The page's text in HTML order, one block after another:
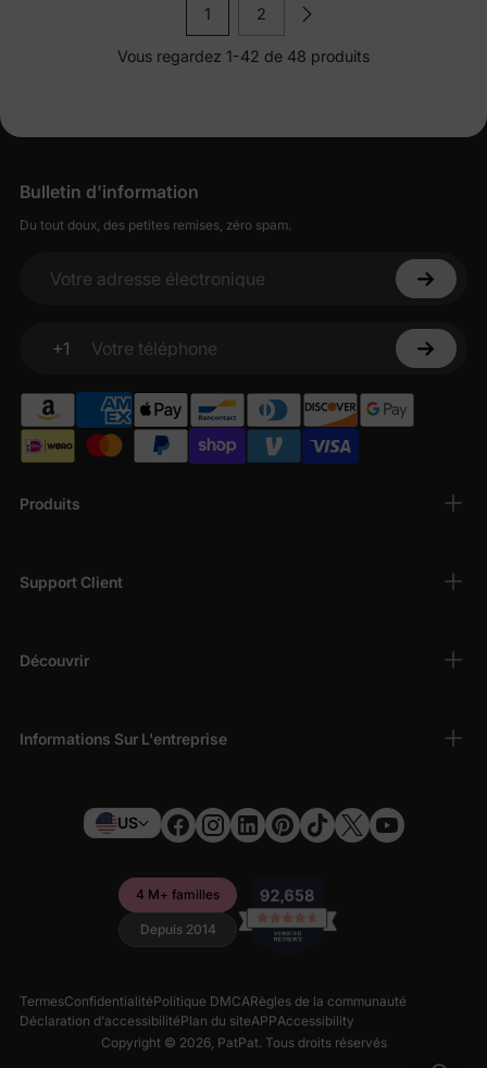
1 2
Vous regardez 1-42 de 48 produits
Produits
Support Client
Découvrir
Informations Sur L'entreprise
Bulletin d'information
Du tout doux, des petites remises, zéro spam.
Votre adresse électronique
+1
Votre téléphone
US
4 M+ familles
Depuis 2014
TermesConfidentialitéPolitique DMCARègles de la communauté
Déclaration d'accessibilitéPlan du siteAPPAccessibility
Copyright © 2026, PatPat. Tous droits réservés